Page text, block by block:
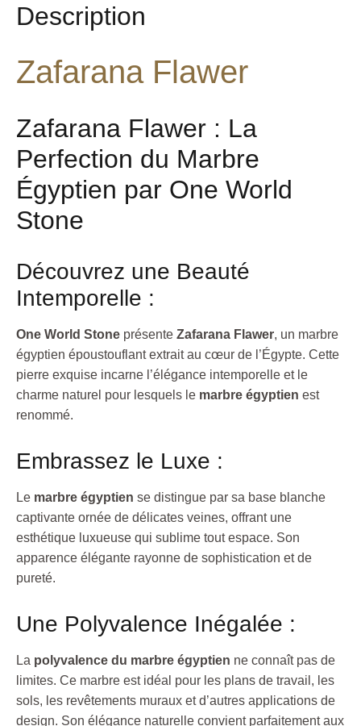
Description
Zafarana Flawer
Zafarana Flawer : La
Perfection du Marbre
Égyptien par One World
Stone
Découvrez une Beauté
Intemporelle :
One World Stone présente Zafarana Flawer, un marbre
égyptien époustouflant extrait au cœur de l’Égypte. Cette
pierre exquise incarne l’élégance intemporelle et le
charme naturel pour lesquels le marbre égyptien est
renommé.
Embrassez le Luxe :
Le marbre égyptien se distingue par sa base blanche
captivante ornée de délicates veines, offrant une
esthétique luxueuse qui sublime tout espace. Son
apparence élégante rayonne de sophistication et de
pureté.
Une Polyvalence Inégalée :
La polyvalence du marbre égyptien ne connaît pas de
limites. Ce marbre est idéal pour les plans de travail, les
sols, les revêtements muraux et d’autres applications de
design. Son élégance naturelle convient parfaitement aux